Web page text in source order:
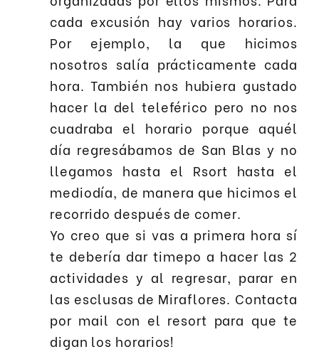
cada excusión hay varios horarios.
Por ejemplo, la que hicimos
nosotros salía prácticamente cada
hora. También nos hubiera gustado
hacer la del teleférico pero no nos
cuadraba el horario porque aquél
día regresábamos de San Blas y no
llegamos hasta el Rsort hasta el
mediodía, de manera que hicimos el
recorrido después de comer.
Yo creo que si vas a primera hora sí
te debería dar timepo a hacer las 2
actividades y al regresar, parar en
las esclusas de Miraflores. Contacta
por mail con el resort para que te
digan los horarios!